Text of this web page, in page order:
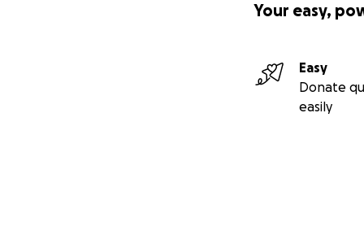
Your easy,
Easy
Donate
easily